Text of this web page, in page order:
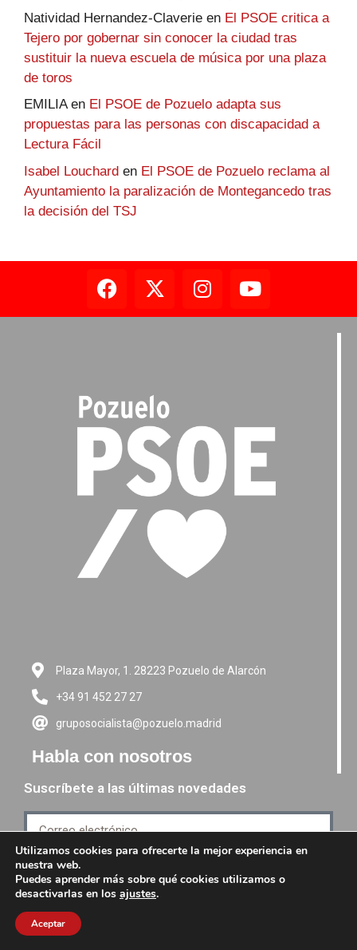
Natividad Hernandez-Claverie en El PSOE critica a
Tejero por gobernar sin conocer la ciudad tras
sustituir la nueva escuela de música por una plaza
de toros
EMILIAen El PSOE de Pozuelo adapta sus
propuestas para las personas con discapacidad a
Lectura Fácil
Isabel Louchard en El PSOE de Pozuelo reclama al
Ayuntamiento la paralización de Montegancedo tras
la decisión del TSJ
Plaza Mayor, 1. 28223 Pozuelo de Alarcón
+34 91 452 27 27
gruposocialista@pozuelo.madrid
Habla con nosotros
Suscríbete a las últimas novedades
Suscríbete
PSM grupo Socialista -
Utilizamos cookies para ofrecerte la mejor experiencia en
nuestra web.
Puedes aprender más sobre qué cookies utilizamos o
desactivarlas en los ajustes.
Aceptar